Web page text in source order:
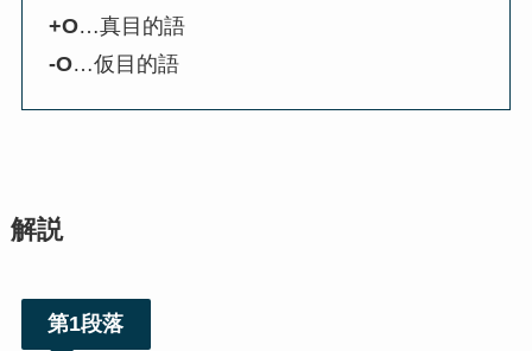
+O…真目的語
-O…仮目的語
解説
第1段落